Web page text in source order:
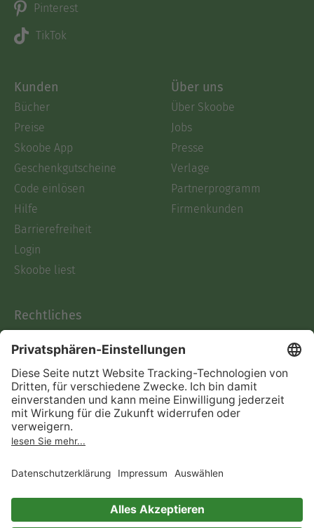
Pinterest
TikTok
Kunden
Bücher
Preise
Skoobe App
Geschenkgutscheine
Code einlösen
Hilfe
Barrierefreiheit
Login
Skoobe liest
Über uns
Über Skoobe
Jobs
Presse
Verlage
Partnerprogramm
Firmenkunden
Rechtliches
AGB
Informationen nach Data
Act
Verträge hier kündigen
Impressum
Immer ein gutes Buch